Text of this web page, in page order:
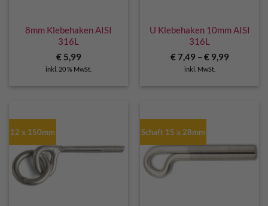
8mm Klebehaken AISI
316L
€5,99
inkl. 20 % MwSt.
U Klebehaken 10mm AISI
316L
€7,49 – €9,99
inkl. MwSt.
12 x 150mm Schaft 15 x 28mm